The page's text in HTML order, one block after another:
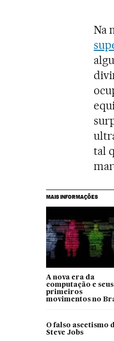
Na
tal
MAIS INFORMAÇÕES
A nova era da
computação e seus
primeiros
movimentos no
O falso ascetismo
Steve Jobs